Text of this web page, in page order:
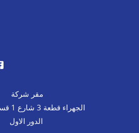
مقر شركة
الجهراء قطعة 3 شارع 1 قسيمة 4125
الدور الاول